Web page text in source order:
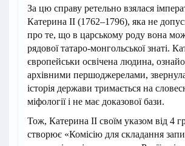
За цю справу ретельно взялася
Катерина II (1762–1796), яка не
про те, що в царському роду вона
рядової татаро-монгольської знаті.
європейськи освічена людина,
архівними першоджерелами,
історія держави тримається на
міфології і не має доказової бази.
Тож, Катерина II своїм указом від 4
створює «Комісію для складання